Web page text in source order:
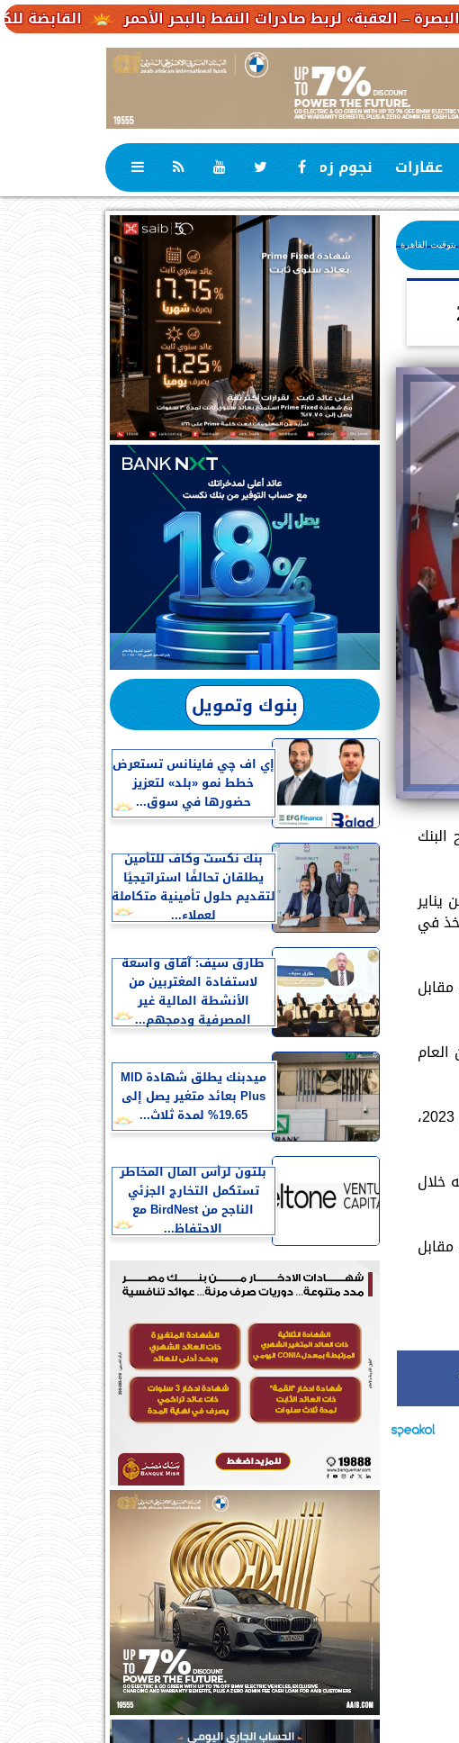
القابضة للكهرباء : 23,1 مليار جنيه حجم استثمارات مستهدفة لربط صادرات النفط بالبحر الأحمر
عقارات نجوم زمان رياضة
بتوقيت القاهرة
الفترة من يناير
الفترة المقارنة من 2024، مع الأخذ في
الجاري إلى 1.81 مليار جنيه، مقابل
من العام
وحقق بنك البركة مصر، صافي ربح بلغ 3.005 مليار جنيه خلال 2024، مقابل 2.21 مليار جنيه أرباحاً في 2023،
جنيه، مقابل 4.37 مليار جنيه خلال
إلى 3.011 مليار جنيه، مقابل
بنوك وتمويل
إي اف چي فاينانس تستعرض
خطط نمو «بلد» لتعزيز
حضورها في سوق...
بنك نكست وكاف للتأمين
يطلقان تحالفًا استراتيجيًا
لتقديم حلول تأمينية متكاملة
لعملاء...
طارق سيف: آقاق واسعة
لاستفادة المغتربين من
الأنشطة المالية غير
المصرفية ودمجهم...
ميدبنك يطلق شهادة MID
Plus بعائد متغير يصل إلى
19.65% لمدة ثلاث...
بلتون لرأس المال المخاطر
تستكمل التخارج الجزئي
الناجح من BirdNest مع
الاحتفاظ...